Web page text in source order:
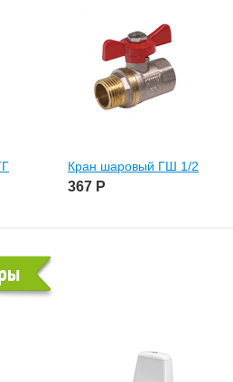
Кран шаровый ГШ 1/2
367 Р